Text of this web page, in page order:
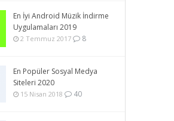
En İyi Android Müzik İndirme
Uygulamaları 2019
2 Temmuz 2017 8
En Popüler Sosyal Medya
Siteleri 2020
15 Nisan 2018 40